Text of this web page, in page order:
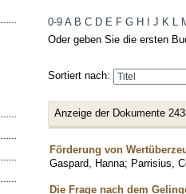
0-9 A B C D E F G H J K L
Oder geben Sie die ersten
Sortiert nach:
Anzeige der Dokumente
Förderung von
Gaspard, Hanna; Parrisius,
Die Frage nach dem